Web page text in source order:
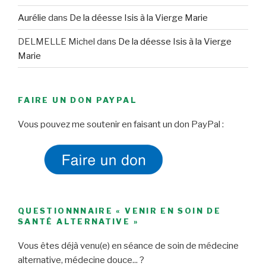
Aurélie dans De la déesse Isis à la Vierge Marie
DELMELLE Michel dans De la déesse Isis à la Vierge
Marie
FAIRE UN DON PAYPAL
Vous pouvez me soutenir en faisant un don PayPal :
QUESTIONNNAIRE « VENIR EN SOIN DE
SANTÉ ALTERNATIVE »
Vous êtes déjà venu(e) en séance de soin de médecine
alternative, médecine douce... ?